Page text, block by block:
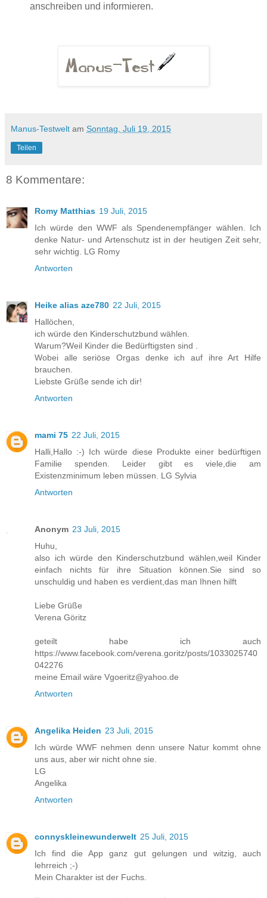
anschreiben und informieren.
Manus-Testwelt am Sonntag, Juli 19, 2015
Teilen
8 Kommentare:
Romy Matthias 19 Juli, 2015
Ich würde den WWF als Spendenempfänger wählen. Ich
denke Natur- und Artenschutz ist in der heutigen Zeit sehr,
sehr wichtig. LG Romy
Antworten
Heike alias aze780 22 Juli, 2015
Hallöchen,
ich würde den Kinderschutzbund wählen.
Warum?Weil Kinder die Bedürftigsten sind .
Wobei alle seriöse Orgas denke ich auf ihre Art Hilfe
brauchen.
Liebste Grüße sende ich dir!
Antworten
mami 75 22 Juli, 2015
Halli,Hallo :-) Ich würde diese Produkte einer bedürftigen
Familie spenden. Leider gibt es viele,die am
Existenzminimum leben müssen. LG Sylvia
Antworten
Anonym 23 Juli, 2015
Huhu,
also ich würde den Kinderschutzbund wählen,weil Kinder
einfach nichts für ihre Situation können.Sie sind so
unschuldig und haben es verdient,das man Ihnen hilft
Liebe Grüße
Verena Göritz
geteilt habe ich auch
https://www.facebook.com/verena.goritz/posts/1033025740
042276
meine Email wäre Vgoeritz@yahoo.de
Antworten
Angelika Heiden 23 Juli, 2015
Ich würde WWF nehmen denn unsere Natur kommt ohne
uns aus, aber wir nicht ohne sie.
LG
Angelika
Antworten
connyskleinewunderwelt 25 Juli, 2015
Ich find die App ganz gut gelungen und witzig, auch
lehrreich ;-)
Mein Charakter ist der Fuchs.